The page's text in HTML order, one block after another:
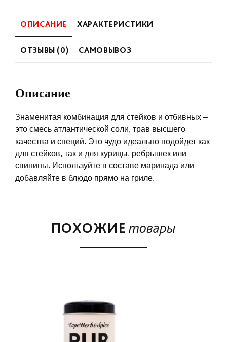
ОПИСАНИЕ ХАРАКТЕРИСТИКИ
ОТЗЫВЫ (0) САМОВЫВОЗ
Описание
Знаменитая комбинация для стейков и отбивных –
это смесь атлантической соли, трав высшего
качества и специй. Это чудо идеально подойдет как
для стейков, так и для курицы, ребрышек или
свинины. Используйте в составе маринада или
добавляйте в блюдо прямо на гриле.
ПОХОЖИЕ товары